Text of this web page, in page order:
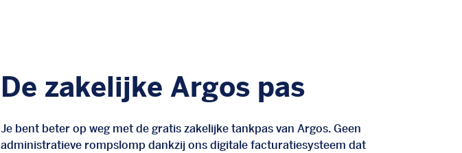
De zakelijke Argos pas
Je bent beter op weg met de gratis zakelijke tankpas van Argos. Geen
administratieve rompslomp dankzij ons digitale facturatiesysteem dat